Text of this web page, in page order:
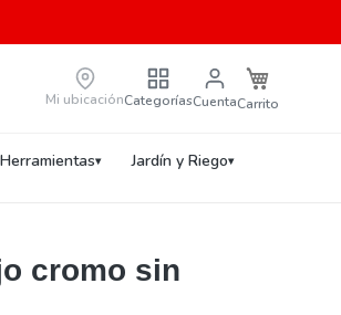
Carrito de
Mi ubicaciónCategoríasCuenta
Herramientas Jardín y Riego
cromo sin